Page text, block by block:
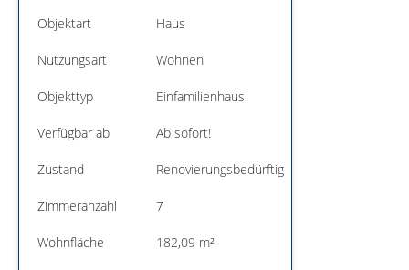
Objektart Haus
Nutzungsart Wohnen
Objekttyp Einfamilienhaus
Verfügbar ab Ab sofort!
Zustand Renovierungsbedürftig
Zimmeranzahl 7
Wohnfläche 182,09 m²